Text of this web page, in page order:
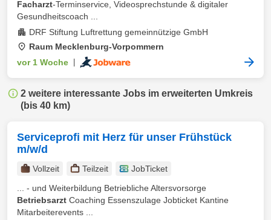
Facharzt-Terminservice, Videosprechstunde & digitaler
Gesundheitscoach ...
DRF Stiftung Luftrettung gemeinnützige GmbH
Raum Mecklenburg-Vorpommern
vor 1 Woche
2 weitere interessante Jobs im erweiterten Umkreis
(bis 40 km)
Serviceprofi mit Herz für unser Frühstück
m/w/d
Vollzeit Teilzeit
JobTicket
... - und Weiterbildung Betriebliche Altersvorsorge
Betriebsarzt Coaching Essenszulage Jobticket Kantine
Mitarbeiterevents ...